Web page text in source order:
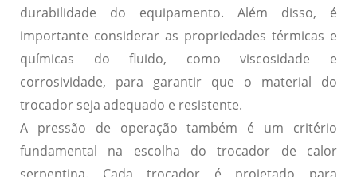
durabilidade do equipamento. Além disso, é
importante considerar as propriedades térmicas e
químicas do fluido, como viscosidade e
corrosividade, para garantir que o material do
trocador seja adequado e resistente.
A pressão de operação também é um critério
fundamental na escolha do trocador de calor